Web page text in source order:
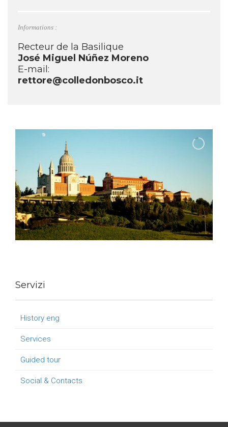
Informations :
Recteur de la Basilique
José Miguel Núñez Moreno
E-mail:
rettore@colledonbosco.it
Servizi
History eng
Services
Guided tour
Social & Contacts